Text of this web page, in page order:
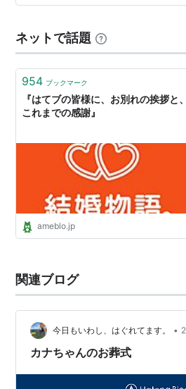
すぐに整体とリフレクソロジーの
週間前に退職を申請する決まりな
夫です ｢わかりました。1人では決
ーと副…
ネットで話題
954 ブックマーク
『はてブの皆様に、お別れの挨拶と、
これまでの感謝』
ameblo.jp
関連ブログ
今日もいわし、はぐれてます。 •
カナちゃんのお葬式